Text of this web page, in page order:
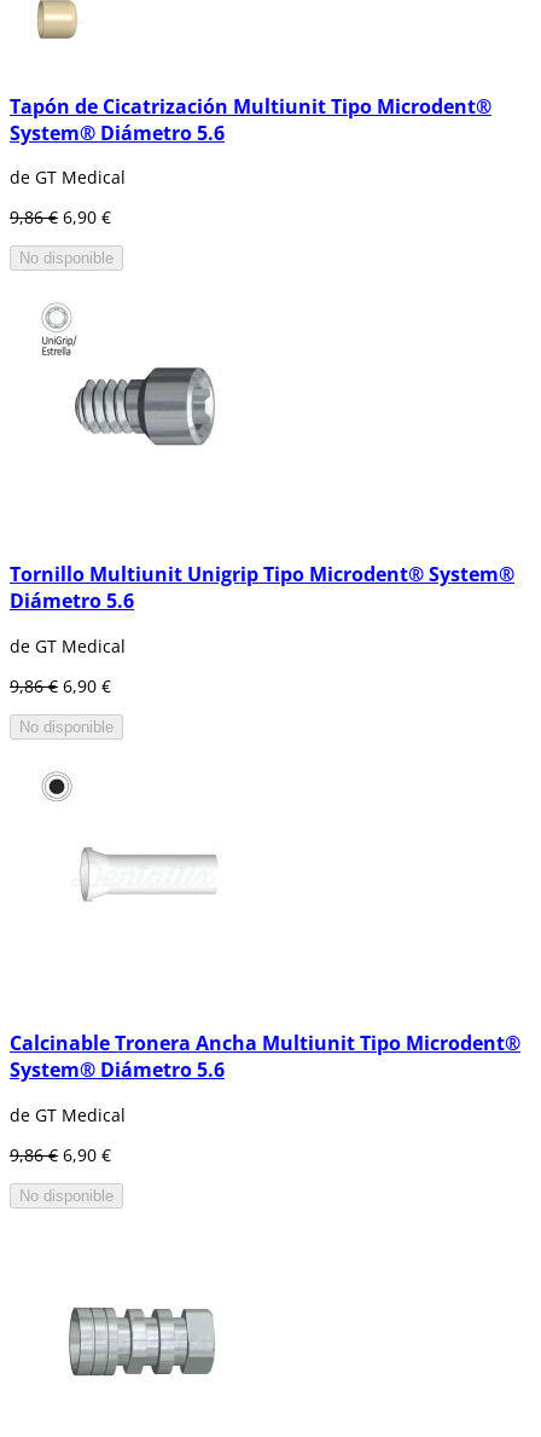
Tapón de Cicatrización Multiunit Tipo Microdent®
System® Diámetro 5.6
de GT Medical
9,86 € 6,90 €
No disponible
Tornillo Multiunit Unigrip Tipo Microdent® System®
Diámetro 5.6
de GT Medical
9,86 € 6,90 €
No disponible
Calcinable Tronera Ancha Multiunit Tipo Microdent®
System® Diámetro 5.6
de GT Medical
9,86 € 6,90 €
No disponible